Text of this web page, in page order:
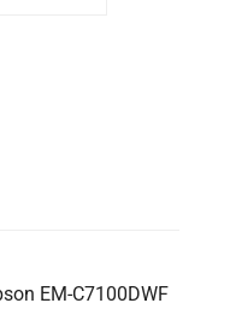
EM-C7100DWF